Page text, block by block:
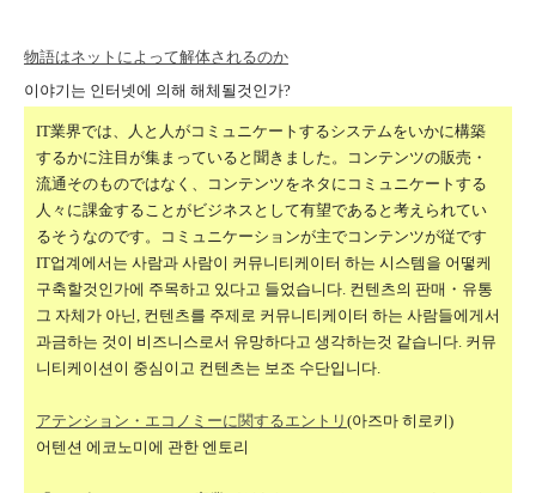
物語はネットによって解体されるのか
이야기는 인터넷에 의해 해체될것인가?
IT業界では、人と人がコミュニケートするシステムをいかに構築
するかに注目が集まっていると聞きました。コンテンツの販売・
流通そのものではなく、コンテンツをネタにコミュニケートする
人々に課金することがビジネスとして有望であると考えられてい
るそうなのです。コミュニケーションが主でコンテンツが従です
IT업계에서는 사람과 사람이 커뮤니티케이터 하는 시스템을 어떻케
구축할것인가에 주목하고 있다고 들었습니다. 컨텐츠의 판매・유통
그 자체가 아닌, 컨텐츠를 주제로 커뮤니티케이터 하는 사람들에게서
과금하는 것이 비즈니스로서 유망하다고 생각하는것 같습니다. 커뮤
니티케이션이 중심이고 컨텐츠는 보조 수단입니다.
アテンション・エコノミーに関するエントリ (아즈마 히로키)
어텐션 에코노미에 관한 엔토리